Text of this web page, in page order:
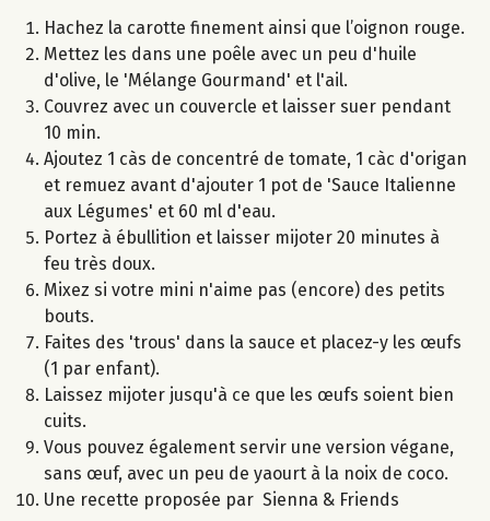
Hachez la carotte finement ainsi que l’oignon rouge.
Mettez les dans une poêle avec un peu d'huile
d'olive, le 'Mélange Gourmand' et l'ail.
Couvrez avec un couvercle et laisser suer pendant
10 min.
Ajoutez 1 càs de concentré de tomate, 1 càc d'origan
et remuez avant d'ajouter 1 pot de 'Sauce Italienne
aux Légumes' et 60 ml d'eau.
Portez à ébullition et laisser mijoter 20 minutes à
feu très doux.
Mixez si votre mini n'aime pas (encore) des petits
bouts.
Faites des 'trous' dans la sauce et placez-y les œufs
(1 par enfant).
Laissez mijoter jusqu'à ce que les œufs soient bien
cuits.
Vous pouvez également servir une version végane,
sans œuf, avec un peu de yaourt à la noix de coco.
Une recette proposée par Sienna & Friends